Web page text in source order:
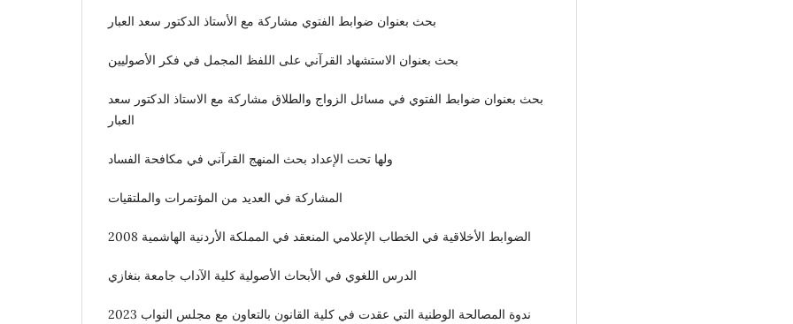
بحث بعنوان ضوابط الفتوي مشاركة مع الأستاذ الدكتور سعد العبار
بحث بعنوان الاستشهاد القرآني على اللفظ المجمل في فكر الأصوليين
بحث بعنوان ضوابط الفتوي في مسائل الزواج والطلاق مشاركة مع الاستاذ الدكتور سعد
العبار
ولها تحت الإعداد بحث المنهج القرآني في مكافحة الفساد
المشاركة في العديد من المؤتمرات والملتقيات
الدرس اللغوي في الأبحاث الأصولية كلية الآداب جامعة بنغازي
ندوة المصالحة الوطنية التي عقدت في كلية القانون بالتعاون مع مجلس النواب 2023